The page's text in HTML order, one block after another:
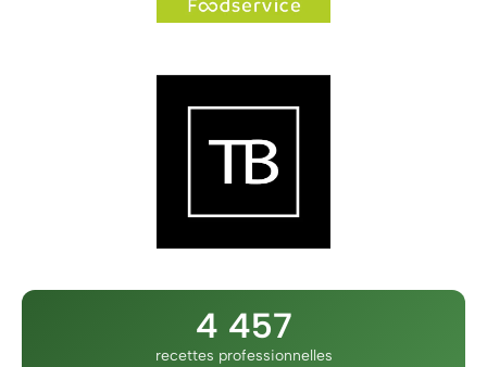
4 457
recettes professionnelles